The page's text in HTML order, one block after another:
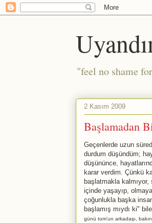
"feel no shame
2 Kasım 2009
Başlamadan
Geçenlerde uzun
durdum düşündüm;
düşününce,
karar verdim. Çünkü
başlatmakla kalmıyor,
içinde yaşayıp,
çoğunlukla başka
başlamış mıydı ki"
günü tom'un arkadaşı,